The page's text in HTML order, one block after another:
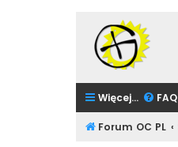
Więcej… FAQ
Forum OC PL